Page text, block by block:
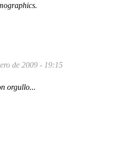
de 2009 - 19:15
orgullo...